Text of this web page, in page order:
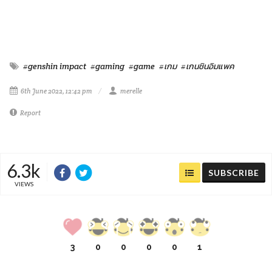
#genshin impact #gaming #game #เกม #เกนชินอิมแพค
6th June 2022, 12:42 pm merelle
Report
6.3k
VIEWS
SUBSCRIBE
3 0 0 0 0 1